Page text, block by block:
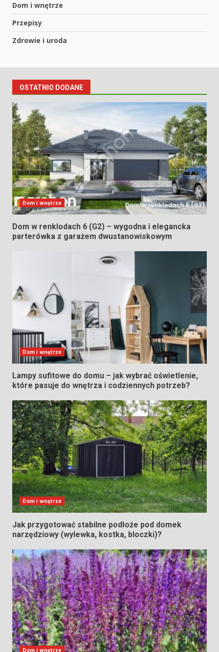
Dom i wnętrze
Przepisy
Zdrowie i uroda
OSTATNIO DODANE
Dom i wnętrze
Dom w renklodach 6 (G2) – wygodna i elegancka
parterówka z garażem dwustanowiskowym
Dom i wnętrze
Lampy sufitowe do domu – jak wybrać oświetlenie,
które pasuje do wnętrza i codziennych potrzeb?
Dom i wnętrze
Jak przygotować stabilne podłoże pod domek
narzędziowy (wylewka, kostka, bloczki)?
Dom i wnętrze